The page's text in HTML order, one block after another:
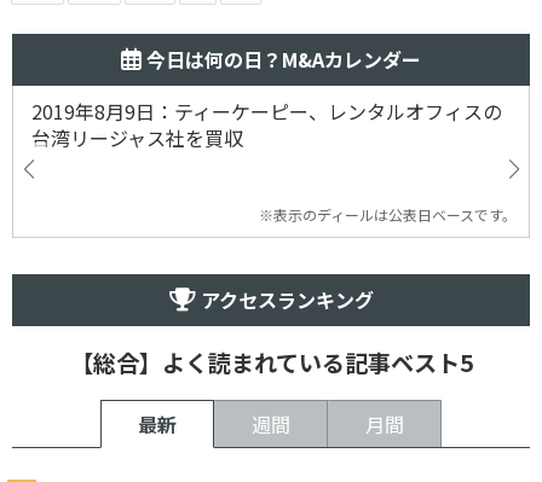
今日は何の日？M&Aカレンダー
2019年8月9日：ティーケーピー、レンタルオフィスの
台湾リージャス社を買収
※表示のディールは公表日ベースです。
アクセスランキング
【総合】よく読まれている記事ベスト5
最新 週間 月間